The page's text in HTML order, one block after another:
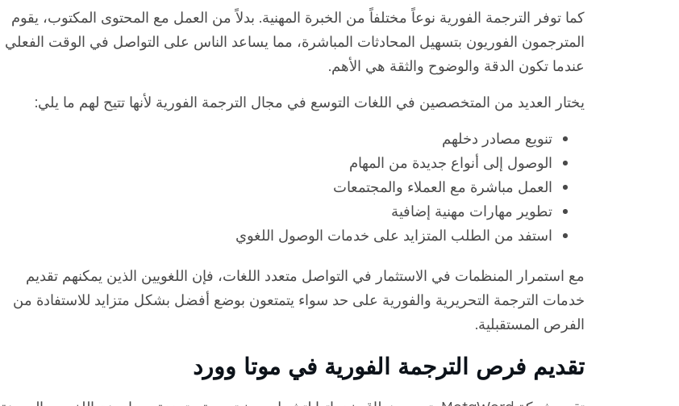
كما توفر الترجمة الفورية نوعاً مختلفاً من الخبرة المهنية. بدلاً من العمل مع المحتوى المكتوب، يقوم
المترجمون الفوريون بتسهيل المحادثات المباشرة، مما يساعد الناس على التواصل في الوقت الفعلي
عندما تكون الدقة والوضوح والثقة هي الأهم.
يختار العديد من المتخصصين في اللغات التوسع في مجال الترجمة الفورية لأنها تتيح لهم ما يلي:
تنويع مصادر دخلهم
الوصول إلى أنواع جديدة من المهام
العمل مباشرة مع العملاء والمجتمعات
تطوير مهارات مهنية إضافية
استفد من الطلب المتزايد على خدمات الوصول اللغوي
مع استمرار المنظمات في الاستثمار في التواصل متعدد اللغات، فإن اللغويين الذين يمكنهم تقديم
خدمات الترجمة التحريرية والفورية على حد سواء يتمتعون بوضع أفضل بشكل متزايد للاستفادة من
الفرص المستقبلية.
تقديم فرص الترجمة الفورية في موتا وورد